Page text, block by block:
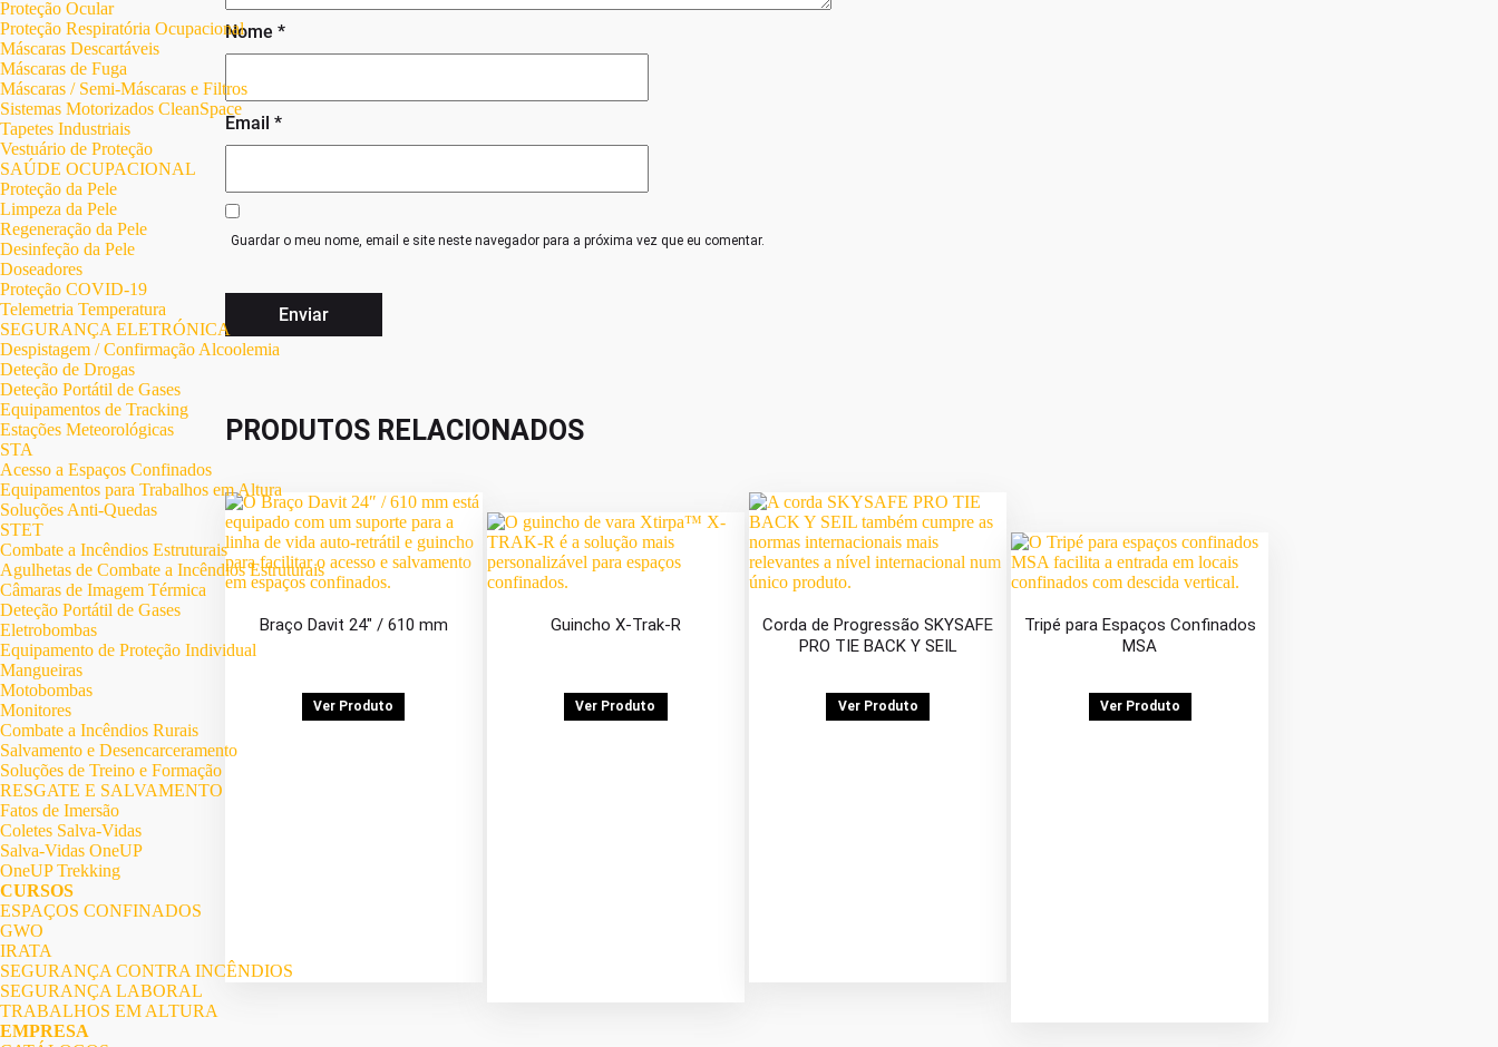
Proteção Ocular
Proteção Respiratória Ocupacional
Máscaras Descartáveis
Máscaras de Fuga
Máscaras / Semi-Máscaras e Filtros
Sistemas Motorizados CleanSpace
Tapetes Industriais
Vestuário de Proteção
SAÚDE OCUPACIONAL
Proteção da Pele
Limpeza da Pele
Regeneração da Pele
Desinfeção da Pele
Doseadores
Proteção COVID-19
Telemetria Temperatura
SEGURANÇA ELETRÓNICA
Despistagem / Confirmação Alcoolemia
Deteção de Drogas
Deteção Portátil de Gases
Equipamentos de Tracking
Estações Meteorológicas
STA
Acesso a Espaços Confinados
Equipamentos para Trabalhos em Altura
Soluções Anti-Quedas
STET
Combate a Incêndios Estruturais
Agulhetas de Combate a Incêndios Estruturais
Câmaras de Imagem Térmica
Deteção Portátil de Gases
Eletrobombas
Equipamento de Proteção Individual
Mangueiras
Motobombas
Monitores
Combate a Incêndios Rurais
Salvamento e Desencarceramento
Soluções de Treino e Formação
RESGATE E SALVAMENTO
Fatos de Imersão
Coletes Salva-Vidas
Salva-Vidas OneUP
OneUP Trekking
CURSOS
ESPAÇOS CONFINADOS
GWO
IRATA
SEGURANÇA CONTRA INCÊNDIOS
SEGURANÇA LABORAL
TRABALHOS EM ALTURA
EMPRESA
Nome *
Email *
Guardar o meu nome, email e site neste navegador para a próxima vez que eu comentar.
PRODUTOS RELACIONADOS
Braço Davit 24″ / 610 mm
Ver Produto
Guincho X-Trak-R
Ver Produto
Corda de Progressão SKYSAFE
PRO TIE BACK Y SEIL
Ver Produto
Tripé para Espaços Confinados
MSA
Ver Produto